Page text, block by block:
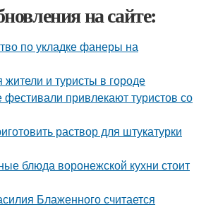
на сайте:
по укладке фанеры на
жители и туристы в городе
фестивали привлекают туристов со
раствор для штукатурки
блюда воронежской кухни стоит
Блаженного считается